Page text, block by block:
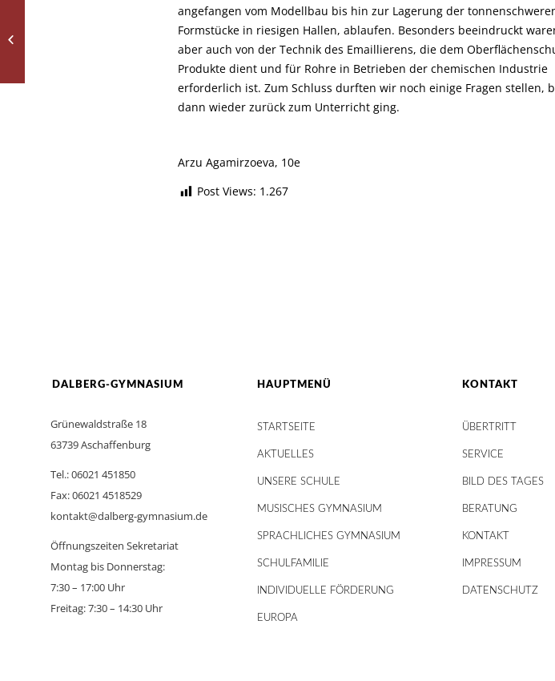
angefangen vom Modellbau bis hin zur Lagerung der
Formstücke in riesigen Hallen, ablaufen. Besonders beeindruckt
aber auch von der Technik des Emaillierens, die dem
Produkte dient und für Rohre in Betrieben der chemischen Industrie
erforderlich ist. Zum Schluss durften wir noch einige Fragen stellen,
dann wieder zurück zum Unterricht ging.
Arzu Agamirzoeva, 10e
Post Views: 1.267
DALBERG-GYMNASIUM
Grünewaldstraße 18
63739 Aschaffenburg
Tel.: 06021 451850
Fax: 06021 4518529
kontakt@dalberg-gymnasium.de
Öffnungszeiten Sekretariat
Montag bis Donnerstag:
7:30 – 17:00 Uhr
Freitag: 7:30 – 14:30 Uhr
HAUPTMENÜ
STARTSEITE
AKTUELLES
UNSERE SCHULE
MUSISCHES GYMNASIUM
SPRACHLICHES GYMNASIUM
SCHULFAMILIE
INDIVIDUELLE FÖRDERUNG
EUROPA
KONTAKT
ÜBERTRITT
SERVICE
BILD DES TAGES
BERATUNG
KONTAKT
IMPRESSUM
DATENSCHUTZ